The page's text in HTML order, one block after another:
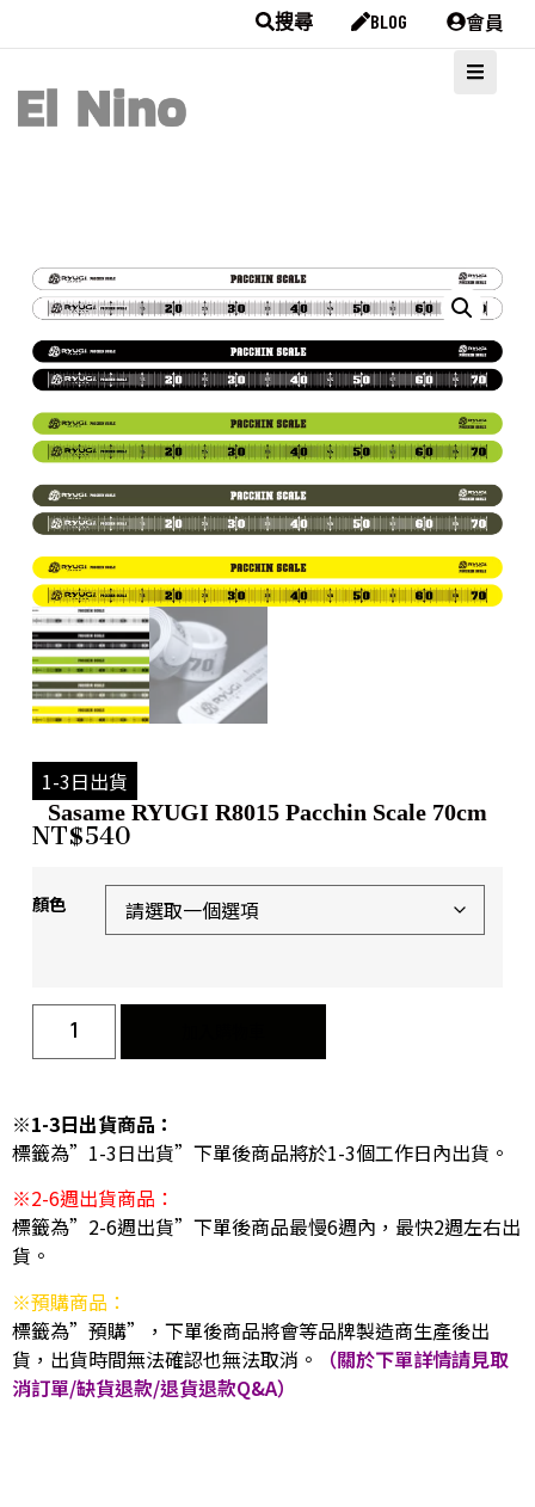
搜尋 BLOG 會員
1-3日出貨
Sasame RYUGI R8015 Pacchin Scale 70cm
NT$540
顏色
※1-3日出貨商品：
標籤為”1-3日出貨”下單後商品將於1-3個工作日內出貨。
※2-6週出貨商品：
標籤為”2-6週出貨”下單後商品最慢6週內，最快2週左右出
貨。
※預購商品：
標籤為”預購”，下單後商品將會等品牌製造商生產後出
貨，出貨時間無法確認也無法取消。
（關於下單詳情請見取
消訂單/缺貨退款/退貨退款Q&A）